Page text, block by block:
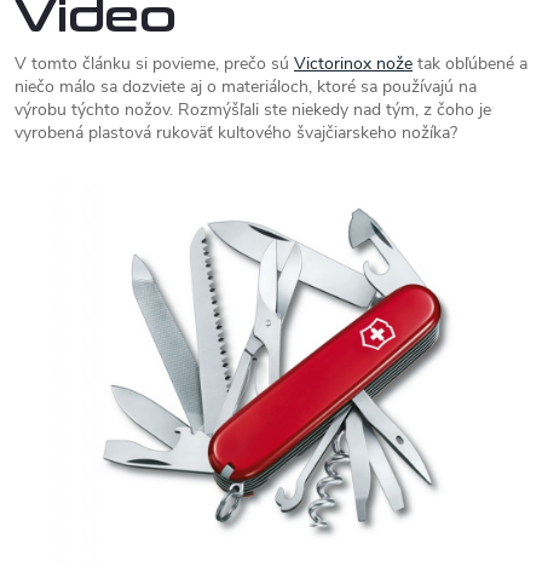
Video
V tomto článku si povieme, prečo sú Victorinox nože tak obľúbené a
niečo málo sa dozviete aj o materiáloch, ktoré sa používajú na
výrobu týchto nožov. Rozmýšľali ste niekedy nad tým, z čoho je
vyrobená plastová rukoväť kultového švajčiarskeho nožíka?